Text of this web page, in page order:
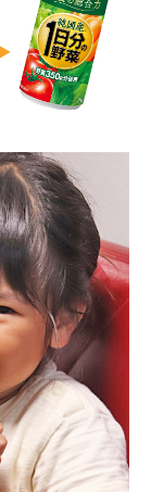
養成分”が
た♥️♥️